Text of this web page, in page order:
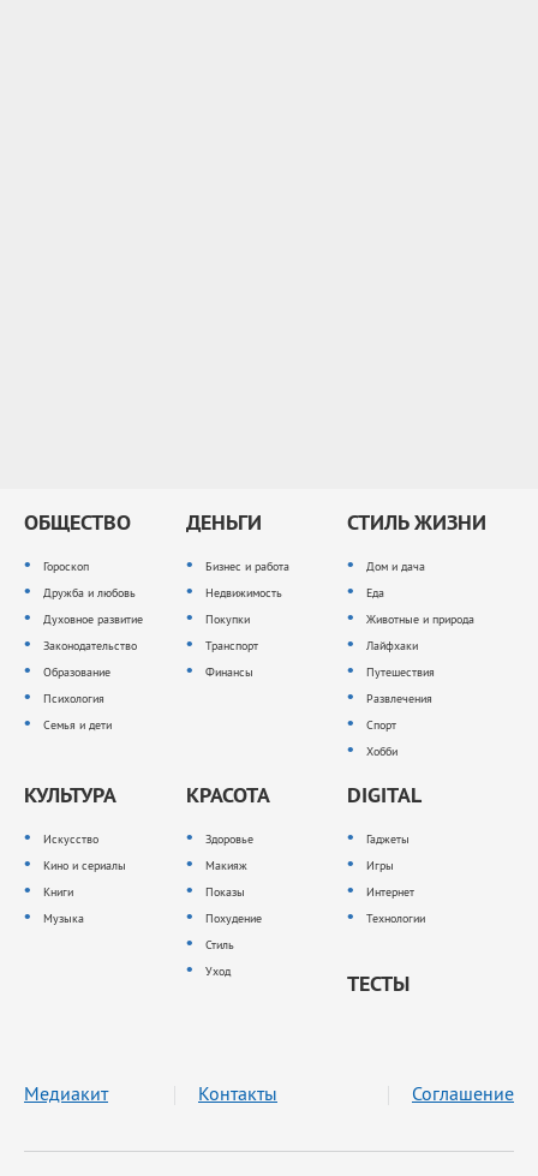
ОБЩЕСТВО
Гороскоп
Дружба и любовь
Духовное развитие
Законодательство
Образование
Психология
Семья и дети
ДЕНЬГИ
Бизнес и работа
Недвижимость
Покупки
Транспорт
Финансы
СТИЛЬ ЖИЗНИ
Дом и дача
Еда
Животные и природа
Лайфхаки
Путешествия
Развлечения
Спорт
Хобби
КУЛЬТУРА
Искусство
Кино и сериалы
Книги
Музыка
КРАСОТА
Здоровье
Макияж
Показы
Похудение
Стиль
Уход
DIGITAL
Гаджеты
Игры
Интернет
Технологии
ТЕСТЫ
Медиакит Контакты Соглашение